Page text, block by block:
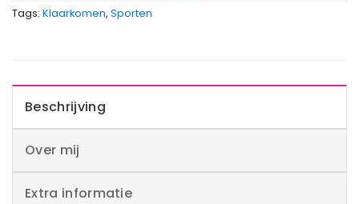
Tags: Klaarkomen, Sporten
Beschrijving
Over mij
Extra informatie